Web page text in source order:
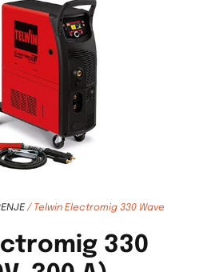
/ Telwin Electromig 330 Wave
330